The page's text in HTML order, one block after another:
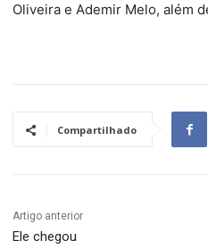
Oliveira e Ademir Melo, além
Compartilhado
Artigo anterior
Ele chegou